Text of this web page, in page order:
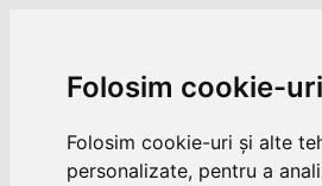
Folosim cookie-uri
Folosim cookie-uri și alte
personalizate, pentru a